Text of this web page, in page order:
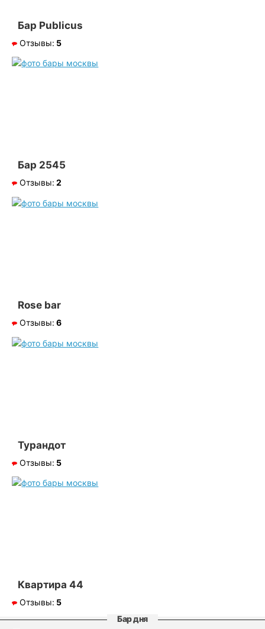
Бар Publicus
Отзывы: 5
Бар 2545
Отзывы: 2
Rose bar
Отзывы: 6
Турандот
Отзывы: 5
Квартира 44
Отзывы: 5
Бар дня